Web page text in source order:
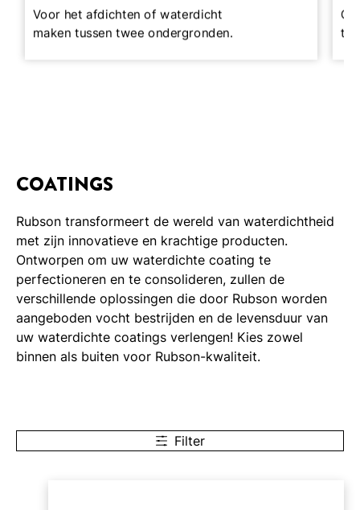
Voor het afdichten of waterdicht
maken tussen twee ondergronden.
te
COATINGS
Rubson transformeert de wereld van waterdichtheid
met zijn innovatieve en krachtige producten.
Ontworpen om uw waterdichte coating te
perfectioneren en te consolideren, zullen de
verschillende oplossingen die door Rubson worden
aangeboden vocht bestrijden en de levensduur van
uw waterdichte coatings verlengen! Kies zowel
binnen als buiten voor Rubson-kwaliteit.
Filter